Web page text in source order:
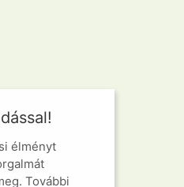
élményt
További